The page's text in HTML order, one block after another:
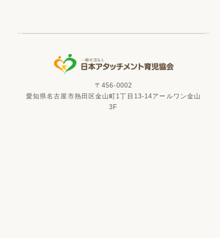
〒456-0002
愛知県名古屋市熱田区金山町1丁目13-14アールワン金山
3F